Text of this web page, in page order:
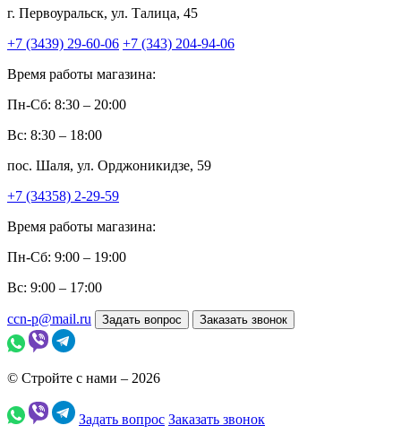
г. Первоуральск, ул. Талица, 45
+7 (3439) 29-60-06 +7 (343) 204-94-06
Время работы магазина:
Пн-Сб: 8:30 – 20:00
Вс: 8:30 – 18:00
пос. Шаля, ул. Орджоникидзе, 59
+7 (34358) 2-29-59
Время работы магазина:
Пн-Сб: 9:00 – 19:00
Вс: 9:00 – 17:00
ccn-p@mail.ru Задать вопрос Заказать звонок
© Стройте с нами – 2026
Задать вопрос Заказать звонок